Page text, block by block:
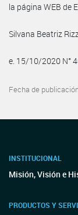
la página WEB de
Silvana Beatriz
e. 15/10/2020 N°
Fecha de
INSTITUCIONAL
Misión, Visión e
PRODUCTOS Y